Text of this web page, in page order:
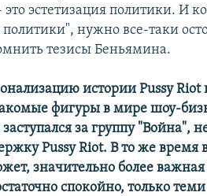
эстетизация политики. И
нужно все-таки
тезисы Беньямина.
истории Pussy Riot
фигуры в мире шоу-
за группу "Война",
Pussy Riot. В то же время
значительно более
спокойно, только